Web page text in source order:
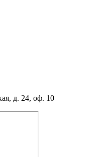
д. 24, оф. 10